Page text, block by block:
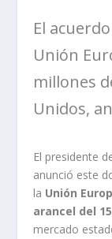
El
Unión
millones
Unidos,
El presidente
anunció este
la Unión
arancel del
mercado